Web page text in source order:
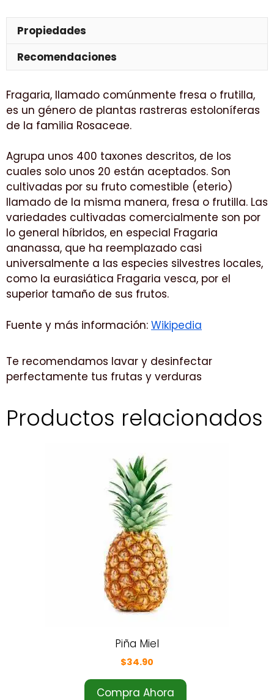
Propiedades
Recomendaciones
Fragaria, llamado comúnmente fresa o frutilla,
es un género de plantas rastreras estoloníferas
de la familia Rosaceae.
Agrupa unos 400 taxones descritos, de los
cuales solo unos 20 están aceptados.​ Son
cultivadas por su fruto comestible (eterio)
llamado de la misma manera, fresa o frutilla. Las
variedades cultivadas comercialmente son por
lo general híbridos, en especial Fragaria
ananassa, que ha reemplazado casi
universalmente a las especies silvestres locales,
como la eurasiática Fragaria vesca, por el
superior tamaño de sus frutos.
Fuente y más información: Wikipedia
Te recomendamos lavar y desinfectar
perfectamente tus frutas y verduras
Productos relacionados
Piña Miel
$34.90
Compra Ahora